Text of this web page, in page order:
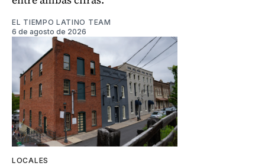
EL TIEMPO LATINO TEAM
6 de agosto de 2026
LOCALES